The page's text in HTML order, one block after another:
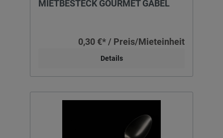
MIETBESTECK GOURMET GABEL
0,30 €* / Preis/Mieteinheit
Details